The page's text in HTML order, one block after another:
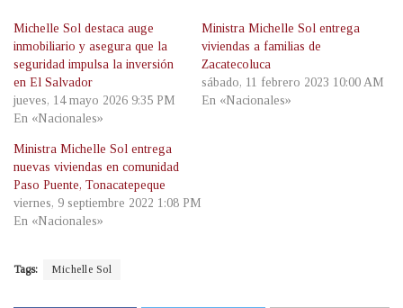
Michelle Sol destaca auge
inmobiliario y asegura que la
seguridad impulsa la inversión
en El Salvador
jueves, 14 mayo 2026 9:35 PM
En «Nacionales»
Ministra Michelle Sol entrega
viviendas a familias de
Zacatecoluca
sábado, 11 febrero 2023 10:00 AM
En «Nacionales»
Ministra Michelle Sol entrega
nuevas viviendas en comunidad
Paso Puente, Tonacatepeque
viernes, 9 septiembre 2022 1:08 PM
En «Nacionales»
Tags: Michelle Sol